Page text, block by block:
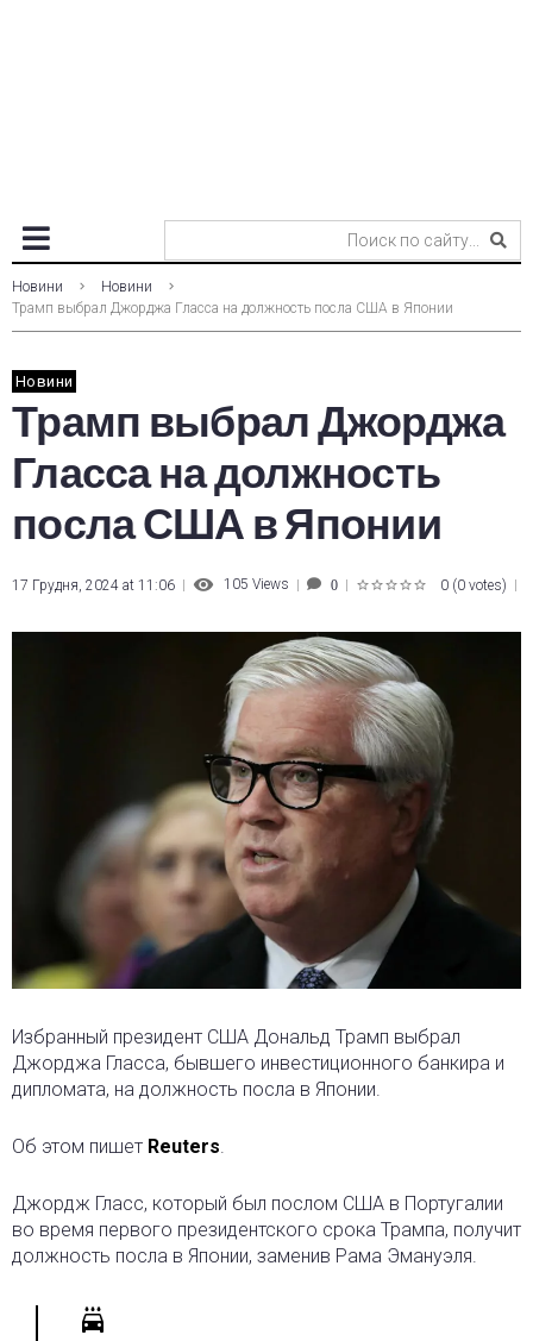
Новини
Новини
Трамп выбрал Джорджа Гласса на должность посла США в Японии
Новини
Трамп выбрал Джорджа
Гласса на должность
посла США в Японии
17 Грудня, 2024 at 11:06 105 Views 0 0 (0 votes)
Избранный президент США Дональд Трамп выбрал
Джорджа Гласса, бывшего инвестиционного банкира и
дипломата, на должность посла в Японии.
Об этом пишет Reuters.
Джордж Гласс, который был послом США в Португалии
во время первого президентского срока Трампа, получит
должность посла в Японии, заменив Рама Эмануэля.